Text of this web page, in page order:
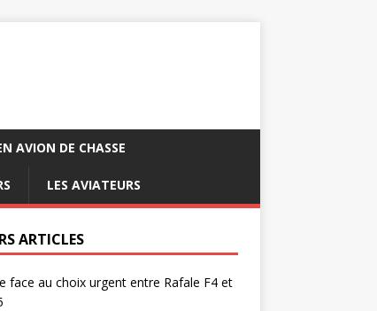
AVION DE CHASSE
LES AVIATEURS
ARTICLES
face au choix urgent entre Rafale F4 et